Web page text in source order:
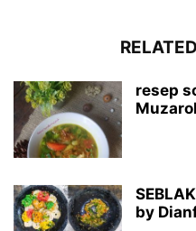
resep
by